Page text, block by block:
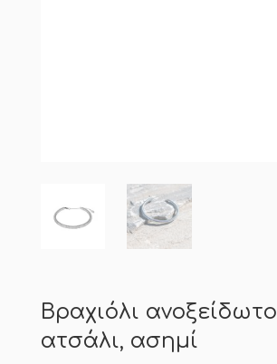
Βραχιόλι ανοξείδωτο
ατσάλι, ασημί